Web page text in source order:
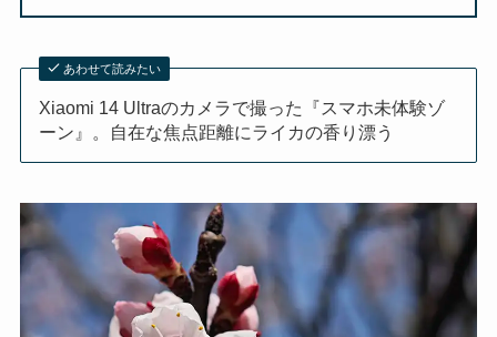
あわせて読みたい
Xiaomi 14 Ultraのカメラで撮った『スマホ未体験ゾ
ーン』。自在な焦点距離にライカの香り漂う